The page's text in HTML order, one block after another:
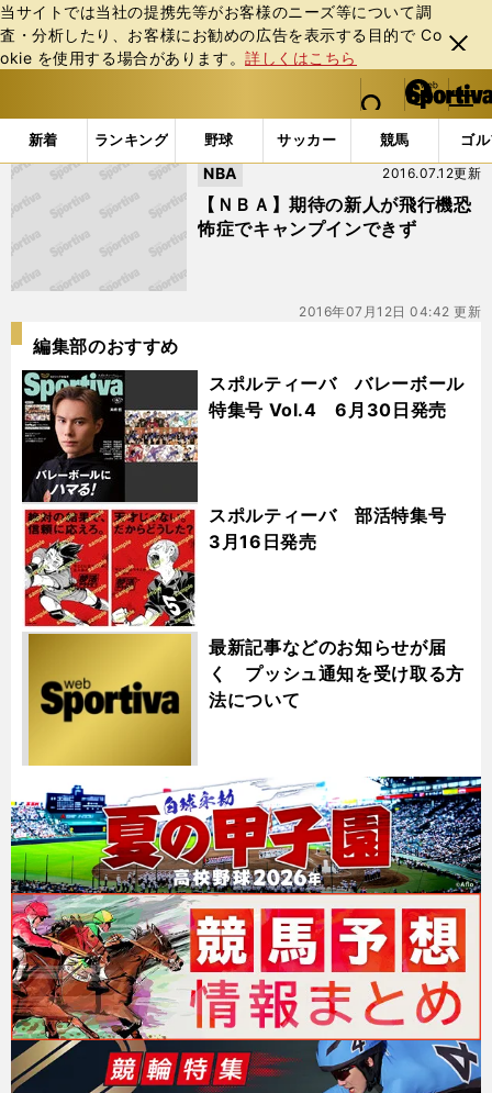
当サイトでは当社の提携先等がお客様のニーズ等について調
査・分析したり、お客様にお勧めの広告を表⽰する⽬的で Co
okie を使⽤する場合があります。詳しくはこちら
閉じ
る
web Sportiva (webスポルティーバ)
検索
マイペ
ー
ジ
メニュ
新着 ランキング 野球 サッカー 競馬 ゴ
b
ス
バ
「#ドラフト１巡目」の最新ニュース・ 情報
【ＮＢＡ】期待の新人が飛行機恐
怖症でキャンプインできず
2016.07.12更新
NBA
2016年07月12日 04:42 更新
編集部のおすすめ
スポルティーバ バレーボール
特集号 Vol.4 6月30日発売
スポルティーバ 部活特集号
3月16日発売
最新記事などのお知らせが届
く プッシュ通知を受け取る方
法について